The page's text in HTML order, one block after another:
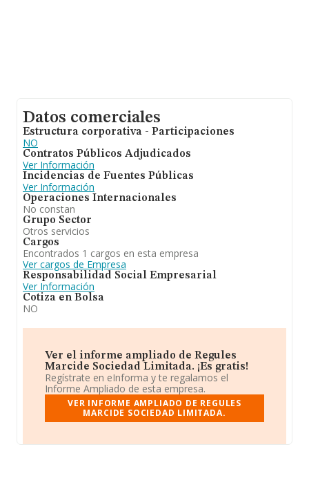
Datos comerciales
Estructura corporativa - Participaciones
NO
Contratos Públicos Adjudicados
Ver Información
Incidencias de Fuentes Públicas
Ver Información
Operaciones Internacionales
No constan
Grupo Sector
Otros servicios
Cargos
Encontrados 1 cargos en esta empresa
Ver cargos de Empresa
Responsabilidad Social Empresarial
Ver Información
Cotiza en Bolsa
NO
Ver el informe ampliado de Regules
Marcide Sociedad Limitada. ¡Es gratis!
Regístrate en eInforma y te regalamos el
Informe Ampliado de esta empresa.
VER INFORME AMPLIADO DE REGULES
MARCIDE SOCIEDAD LIMITADA.